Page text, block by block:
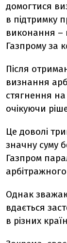
домогтися
в підтримку
виконання –
Газпрому за
Після
визнання
стягнення
очікуючи
Це доволі
значну суму
Газпром
Однак
вдається
в різних